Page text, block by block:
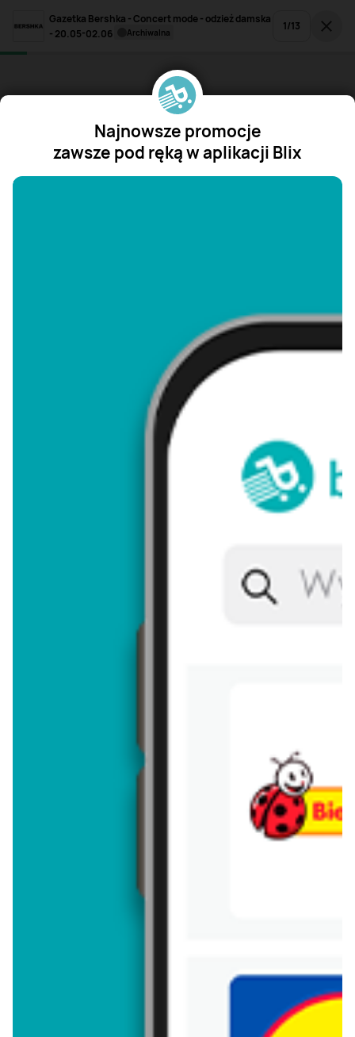
Gazetka Bershka - Concert mode - odzież damska
- 20.05-02.06
archiwalna 1/13
Najnowsze promocje
zawsze pod ręką w aplikacji Blix
"/>